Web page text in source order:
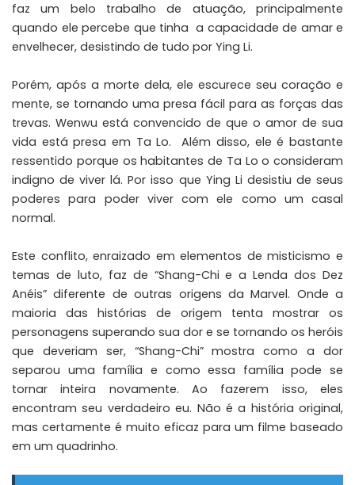
faz um belo trabalho de atuação, principalmente
quando ele percebe que tinha a capacidade de amar e
envelhecer, desistindo de tudo por Ying Li.
Porém, após a morte dela, ele escurece seu coração e
mente, se tornando uma presa fácil para as forças das
trevas. Wenwu está convencido de que o amor de sua
vida está presa em Ta Lo. Além disso, ele é bastante
ressentido porque os habitantes de Ta Lo o consideram
indigno de viver lá. Por isso que Ying Li desistiu de seus
poderes para poder viver com ele como um casal
normal.
Este conflito, enraizado em elementos de misticismo e
temas de luto, faz de “Shang-Chi e a Lenda dos Dez
Anéis” diferente de outras origens da Marvel. Onde a
maioria das histórias de origem tenta mostrar os
personagens superando sua dor e se tornando os heróis
que deveriam ser, “Shang-Chi” mostra como a dor
separou uma família e como essa família pode se
tornar inteira novamente. Ao fazerem isso, eles
encontram seu verdadeiro eu. Não é a história original,
mas certamente é muito eficaz para um filme baseado
em um quadrinho.